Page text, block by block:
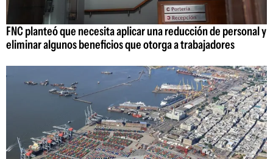
FNC planteó que necesita aplicar una reducción de personal y
eliminar algunos beneficios que otorga a trabajadores